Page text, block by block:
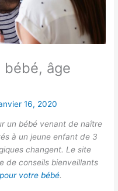
bébé, âge
16, 2020
un bébé venant de naître
à un jeune enfant de 3
changent. Le site
de conseils bienveillants
votre bébé.